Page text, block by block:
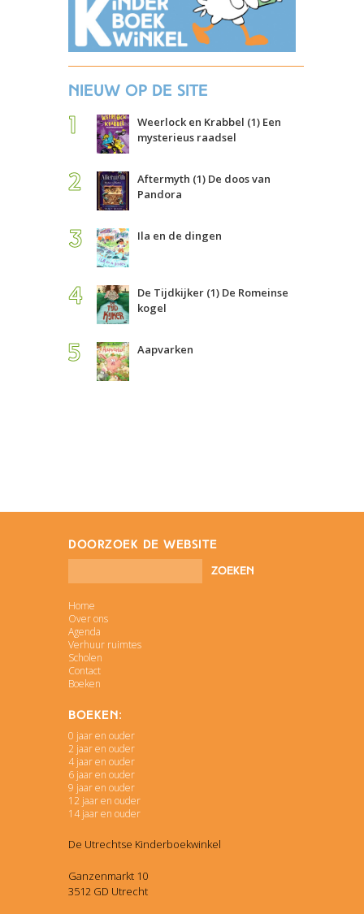
Nieuw op de site
Weerlock en Krabbel (1) Een
mysterieus raadsel
Aftermyth (1) De doos van
Pandora
Ila en de dingen
De Tijdkijker (1) De Romeinse
kogel
Aapvarken
doorzoek de website
Home
Over ons
Agenda
Verhuur ruimtes
Scholen
Contact
Boeken
Boeken:
0 jaar en ouder
2 jaar en ouder
4 jaar en ouder
6 jaar en ouder
9 jaar en ouder
12 jaar en ouder
14 jaar en ouder
De Utrechtse Kinderboekwinkel
Ganzenmarkt 10
3512 GD Utrecht